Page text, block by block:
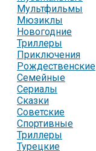
Мультфильмы
Мюзиклы
Новогодние
Триллеры
Приключения
Рождественские
Семейные
Сериалы
Сказки
Советские
Спортивные
Триллеры
Турецкие